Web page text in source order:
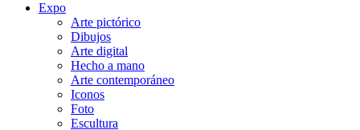
Expo
Arte pictórico
Dibujos
Arte digital
Hecho a mano
Arte contemporáneo
Iconos
Foto
Escultura